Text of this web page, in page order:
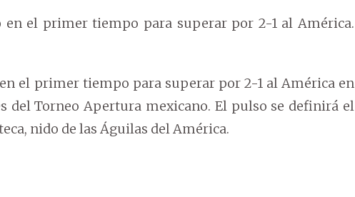
en el primer tiempo para superar por 2-1 al América.
el primer tiempo para superar por 2-1 al América en
del Torneo Apertura mexicano. El pulso se definirá el
nido de las Águilas del América.